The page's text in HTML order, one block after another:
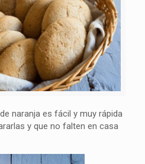
naranja es fácil y muy rápida
y que no falten en casa